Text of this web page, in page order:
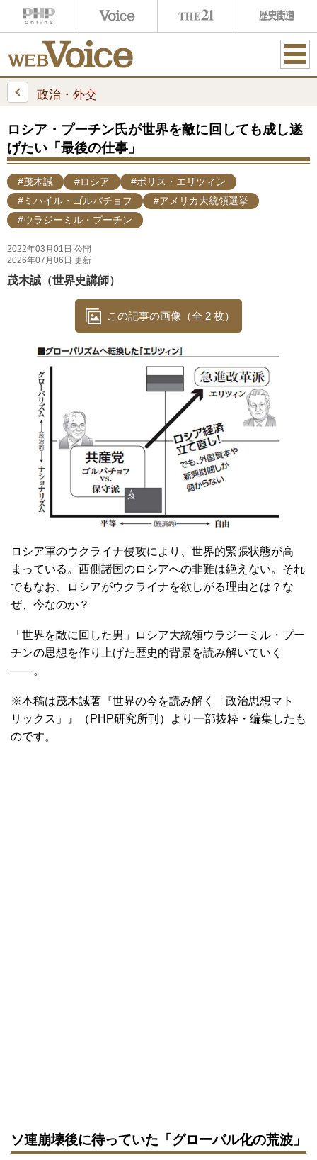
ME
政治・外交
ロシア・プーチン氏が世界を敵に回しても成し遂
げたい「最後の仕事」
#茂木誠 #ロシア
#ボリス・エリツィン
#ミハイル・ゴルバチョフ
#アメリカ大統領選挙
#ウラジーミル・プーチン
2022年03月01日 公開
2026年07月06日 更新
茂木誠（世界史講師）
この記事の画像（全 2 枚）
ロシア軍のウクライナ侵攻により、世界的緊張状態が高
まっている。西側諸国のロシアへの非難は絶えない。それ
でもなお、ロシアがウクライナを欲しがる理由とは？な
ぜ、今なのか？
「世界を敵に回した男」ロシア大統領ウラジーミル・プー
チンの思想を作り上げた歴史的背景を読み解いていく
――。
※本稿は茂木誠著『世界の今を読み解く「政治思想マト
リックス」』（PHP研究所刊）より一部抜粋・編集したも
のです。
ソ連崩壊後に待っていた「グローバル化の荒波」